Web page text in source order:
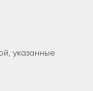
указанные